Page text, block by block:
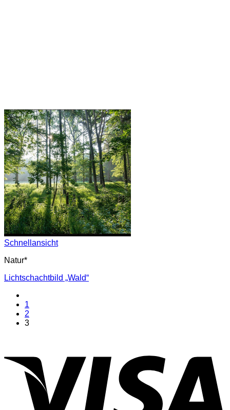
Schnellansicht
Natur*
Lichtschachtbild „Wald“
1
2
3